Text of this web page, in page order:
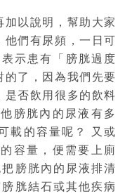
以說明，幫助大家
們有尿頻，一日可
示患有「膀胱過度
了，因為我們先要
否飲用很多的飲料
膀胱內的尿液有多
載的容量呢？ 又或
容量，便需要上廁
膀胱內的尿液排清
胱結石或其他疾病